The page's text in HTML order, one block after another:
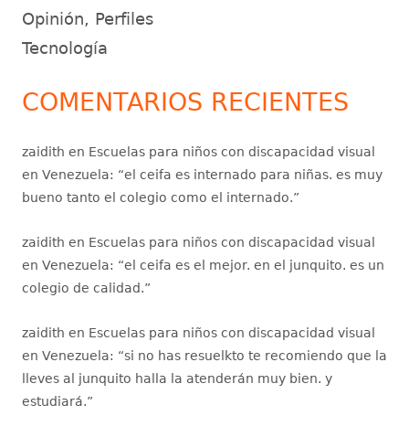
Opinión, Perfiles
Tecnología
COMENTARIOS RECIENTES
zaidith en Escuelas para niños con discapacidad visual
en Venezuela: “el ceifa es internado para niñas. es muy
bueno tanto el colegio como el internado.”
zaidith en Escuelas para niños con discapacidad visual
en Venezuela: “el ceifa es el mejor. en el junquito. es un
colegio de calidad.”
zaidith en Escuelas para niños con discapacidad visual
en Venezuela: “si no has resuelkto te recomiendo que la
lleves al junquito halla la atenderán muy bien. y
estudiará.”